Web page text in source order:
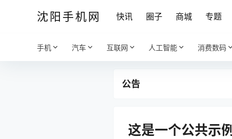
沈阳手机网 快讯 圈子 商城 专题
手机 汽车 互联网 人工智能 消费数码
公告
这是一个公共示例